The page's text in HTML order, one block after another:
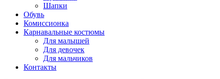
Шапки
Обувь
Комиссионка
Карнавальные костюмы
Для малышей
Для девочек
Для мальчиков
Контакты